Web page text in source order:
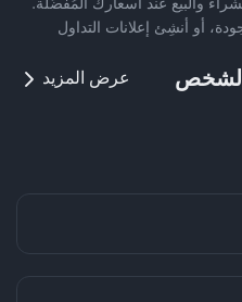
أو أنشِئ إعلانات التداول
لشخص عرض المزيد